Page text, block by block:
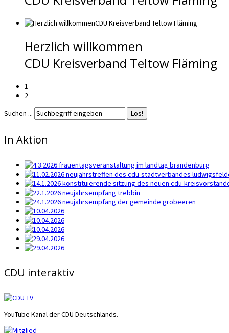
Herzlich willkommen
CDU Kreisverband Teltow Fläming
1
2
Suchen ...
Los!
In Aktion
CDU interaktiv
YouTube Kanal der CDU Deutschlands.